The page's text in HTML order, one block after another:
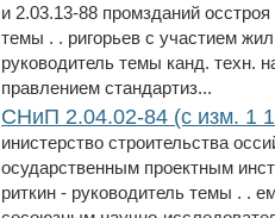
и 2.03.13-88 промзданий
темы . . ригорьев с участием
руководитель темы канд. техн.
правлением стандартиз...
СНиП 2.04.02-84 (с изм. 1
инистерство строительства
осударственным проектным
риткин - руководитель темы . .